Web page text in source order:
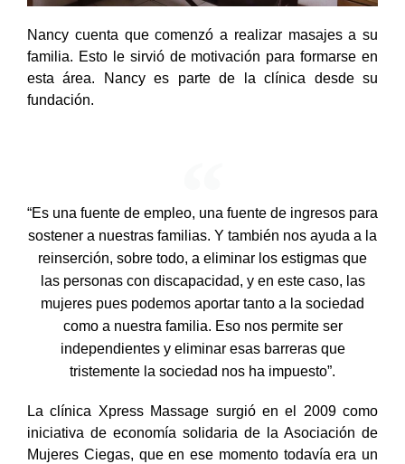
Nancy cuenta que comenzó a realizar masajes a su
familia. Esto le sirvió de motivación para formarse en
esta área. Nancy es parte de la clínica desde su
fundación.
“Es una fuente de empleo, una fuente de ingresos para
sostener a nuestras familias. Y también nos ayuda a la
reinserción, sobre todo, a eliminar los estigmas que
las personas con discapacidad, y en este caso, las
mujeres pues podemos aportar tanto a la sociedad
como a nuestra familia. Eso nos permite ser
independientes y eliminar esas barreras que
tristemente la sociedad nos ha impuesto”.
La clínica Xpress Massage surgió en el 2009 como
iniciativa de economía solidaria de la Asociación de
Mujeres Ciegas, que en ese momento todavía era un